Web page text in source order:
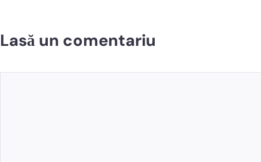
Lasă un comentariu